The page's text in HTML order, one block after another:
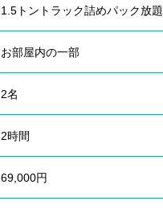
1.5トントラック詰めパック放題
お部屋内の一部
2名
2時間
69,000円